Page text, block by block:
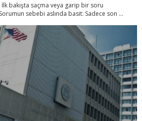
bakışta saçma veya garip bir soru
sebebi aslında basit: Sadece son ...